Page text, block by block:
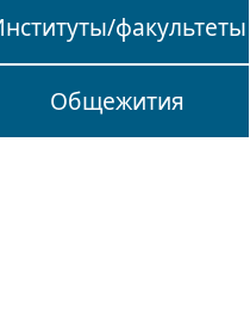
факультеты
Общежития